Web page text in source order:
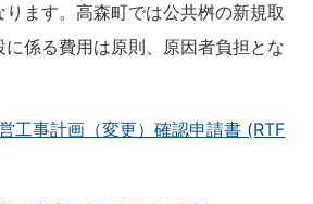
ます。高森町では公共桝の新規取
に係る費用は原則、原因者負担とな
工事計画（変更）確認申請書 (RTF